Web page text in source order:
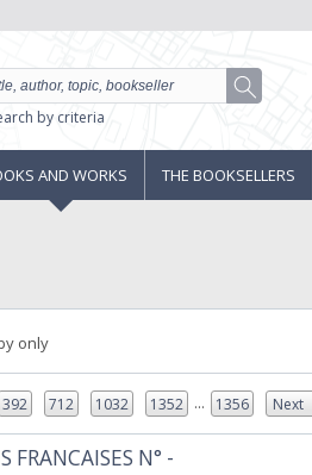
by criteria
AND WORKS THE BOOKSELLERS
only
392 712 1032 1352 ... 1356 Next
FRANCAISES N° -‎